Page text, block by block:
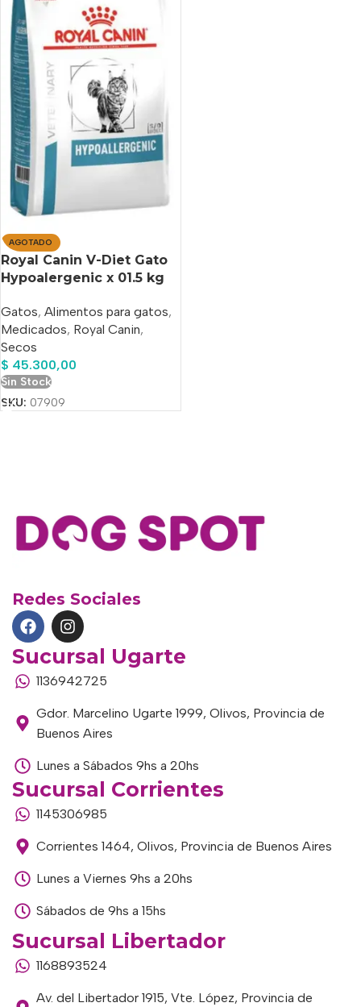
AGOTADO
Royal Canin V-Diet Gato
Hypoalergenic x 01.5 kg
Gatos, Alimentos para gatos,
Medicados, Royal Canin,
Secos
$ 45.300,00
Sin Stock
SKU: 07909
Redes Sociales
Sucursal Ugarte
1136942725
Gdor. Marcelino Ugarte 1999, Olivos, Provincia de
Buenos Aires
Lunes a Sábados 9hs a 20hs
Sucursal Corrientes
1145306985
Corrientes 1464, Olivos, Provincia de Buenos Aires
Lunes a Viernes 9hs a 20hs
Sábados de 9hs a 15hs
Sucursal Libertador
1168893524
Av. del Libertador 1915, Vte. López, Provincia de